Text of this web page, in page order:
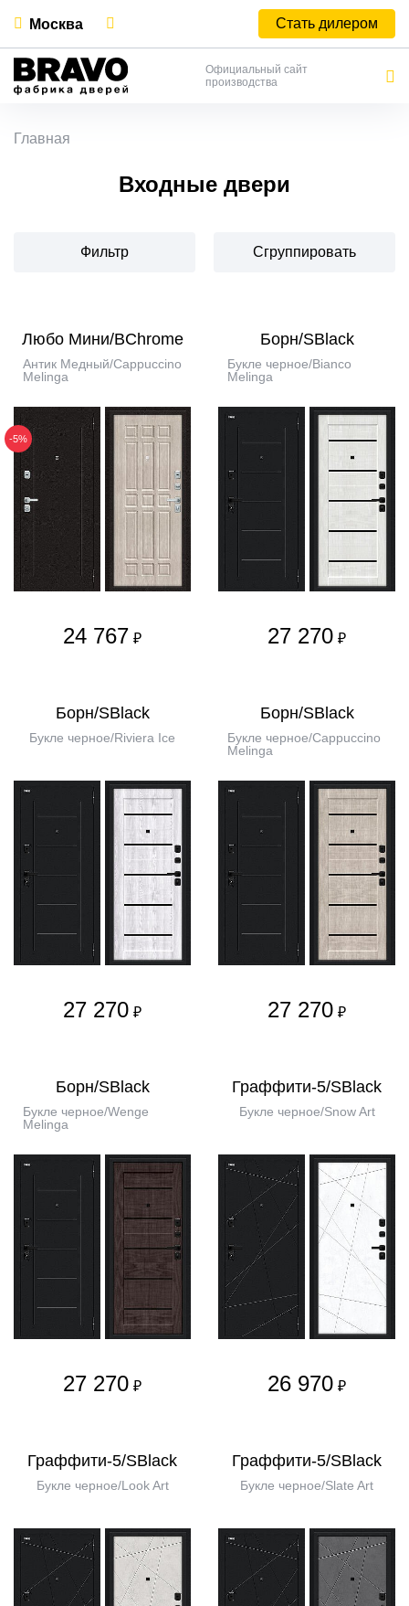
Москва Стать дилером
Официальный сайт
производства
Главная
Входные двери
Фильтр Сгруппировать
Любо Мини/BChrome
Антик Медный/Cappuccino
Melinga
-5%
24 767 ₽
Борн/SBlack
Букле черное/Bianco
Melinga
27 270 ₽
Борн/SBlack
Букле черное/Riviera Ice
27 270 ₽
Борн/SBlack
Букле черное/Cappuccino
Melinga
27 270 ₽
Борн/SBlack
Букле черное/Wenge
Melinga
27 270 ₽
Граффити-5/SBlack
Букле черное/Snow Art
26 970 ₽
Граффити-5/SBlack
Букле черное/Look Art
Граффити-5/SBlack
Букле черное/Slate Art